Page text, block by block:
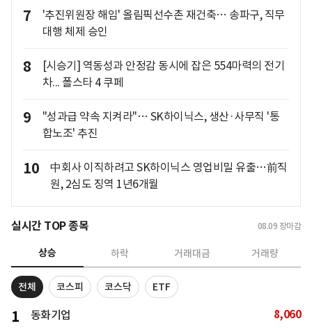
7
'추진위원장 해임' 올림픽선수촌 재건축… 송파구, 직무
대행 체제 승인
8
[시승기] 역동성과 안정감 동시에 잡은 554마력의 전기
차... 폴스타 4 쿠페
9
"성과급 약속 지켜라"… SK하이닉스, 생산·사무직 '통
합노조' 추진
10
中회사 이직하려고 SK하이닉스 영업비밀 유출…前직
원, 2심도 징역 1년6개월
실시간 TOP 종목 08.09 장마감
상승 하락 거래대금 거래량
전체 코스피 코스닥 ETF
1 동화기업 8,060